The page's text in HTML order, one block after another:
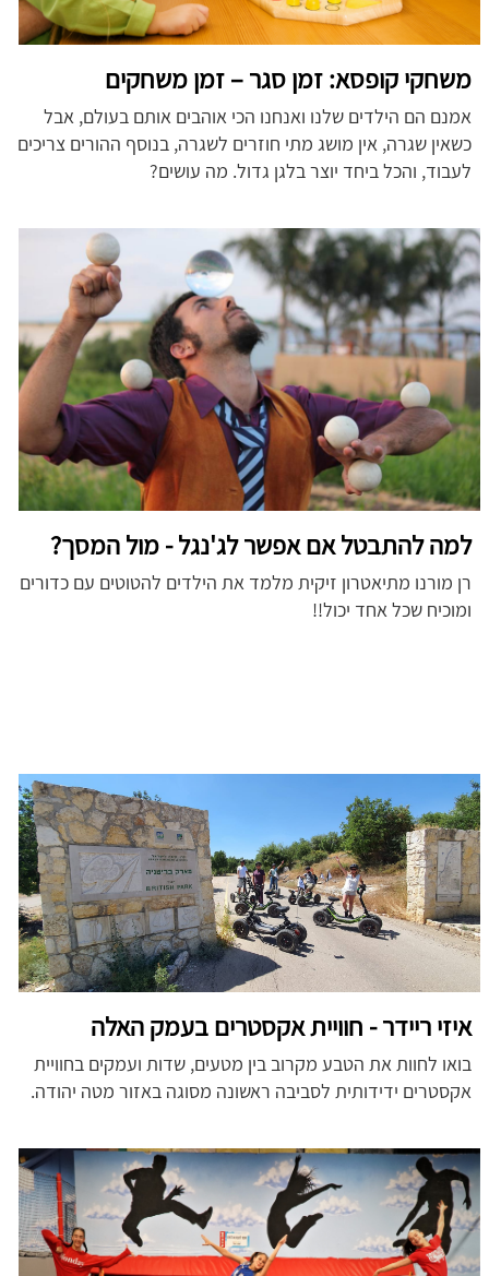
משחקי קופסא: זמן סגר – זמן משחקים
אמנם הם הילדים שלנו ואנחנו הכי אוהבים אותם בעולם, אבל
כשאין שגרה, אין מושג מתי חוזרים לשגרה, בנוסף ההורים צריכים
לעבוד, והכל ביחד יוצר בלגן גדול. מה עושים?
למה להתבטל אם אפשר לג'נגל - מול המסך?
רן מורנו מתיאטרון זיקית מלמד את הילדים להטוטים עם כדורים
ומוכיח שכל אחד יכול!!
איזי ריידר - חוויית אקסטרים בעמק האלה
בואו לחוות את הטבע מקרוב בין מטעים, שדות ועמקים בחוויית
אקסטרים ידידותית לסביבה ראשונה מסוגה באזור מטה יהודה.